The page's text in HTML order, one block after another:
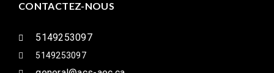
CONTACTEZ-NOUS
5149253097
5149253097